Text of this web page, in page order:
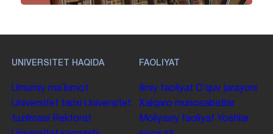
UNIVERSITET HAQIDA
Umumiy maʼlumot
Universitet tarixi Universitet
tuzilmasi
Rektorat
FAOLIYAT
Ilmiy faoliyat Oʻquv jarayoni
Xalqaro munosabatlar
Moliyaviy faoliyat Yoshlar